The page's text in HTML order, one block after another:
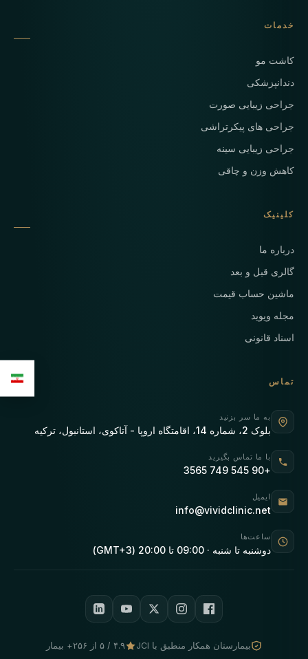
خدمات
کاشت مو
دندانپزشکی
جراحی زیبایی صورت
جراحی های پیکرتراشی
جراحی زیبایی سینه
کاهش وزن و چاقی
کلینیک
درباره ما
گالری قبل و بعد
ماشین حساب قیمت
مجله ویوید
اسناد قانونی
تماس
به ما سر بزنید
بلوک 2، شماره 14، اقامتگاه اروپا - آتاکوی، استانبول، ترکیه
با ما تماس بگیرید
+90 545 749 3565
ایمیل
info@vividclinic.net
ساعت‌ها
دوشنبه تا شنبه · 09:00 تا 20:00 (GMT+3)
بیمارستان همکار منطبق با JCI ۴.۹ / ۵ از ۲۵۶+ بیمار